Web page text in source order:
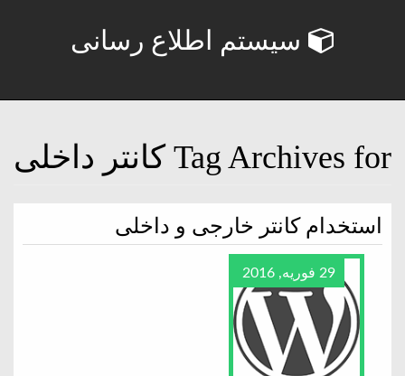
سیستم اطلاع رسانی
Tag Archives for کانتر داخلی
استخدام کانتر خارجی و داخلی
29 فوریه, 2016